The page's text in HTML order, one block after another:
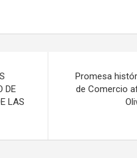
DE
LAS
Promesa
de Comercio